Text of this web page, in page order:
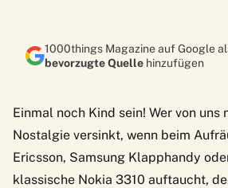
1000things Magazine auf Google
bevorzugte Quelle hinzufügen
Einmal noch Kind sein! Wer von uns
Nostalgie versinkt, wenn beim
Ericsson, Samsung Klapphandy
klassische Nokia 3310 auftaucht,